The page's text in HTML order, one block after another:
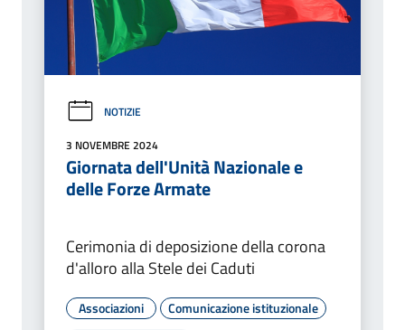
NOTIZIE
3 NOVEMBRE 2024
Giornata dell'Unità Nazionale e
delle Forze Armate
Cerimonia di deposizione della corona
d'alloro alla Stele dei Caduti
Associazioni
Comunicazione istituzionale